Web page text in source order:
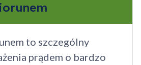
to szczególny
prądem o bardzo